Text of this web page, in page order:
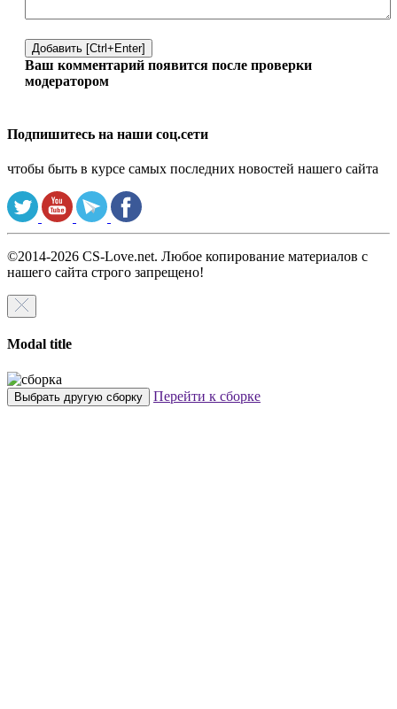
Добавить [Ctrl+Enter]
Ваш комментарий появится после проверки
модератором
Подпишитесь на наши соц.сети
чтобы быть в курсе самых последних новостей нашего сайта
©2014-2026 CS-Love.net. Любое копирование материалов с
нашего сайта строго запрещено!
Modal title
Выбрать другую сборку Перейти к сборке